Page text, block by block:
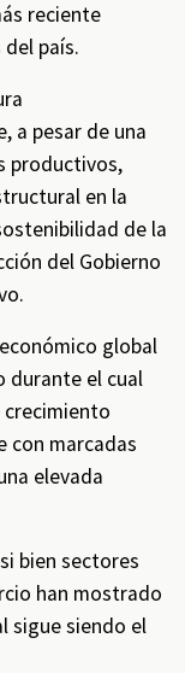
reciente
país.
a pesar de una
productivos,
en la
de la
del Gobierno
global
durante el cual
con marcadas
elevada
bien sectores
han mostrado
sigue siendo el